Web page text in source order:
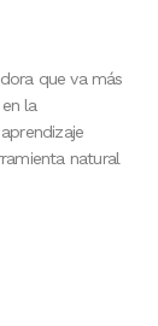
que va más
la
natural